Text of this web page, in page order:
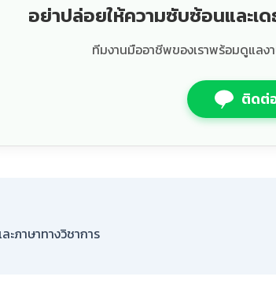
อย่าปล่อยให้ความซับซ้อนและเ
ทีมงานมืออาชีพของเราพร้อมดูแล
ติดต่
ภาษาทางวิชาการ